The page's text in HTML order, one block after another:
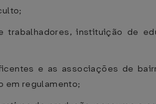
trabalhadores, instituição de
e as associações de
em regulamento;